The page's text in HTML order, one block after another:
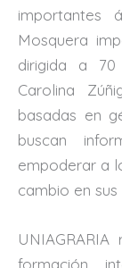
importantes
Mosquera
dirigida a 70
Carolina
basadas en
buscan
empoderar a
cambio en
formación